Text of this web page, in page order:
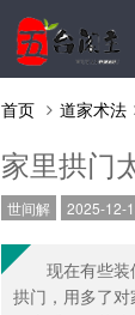
首页 道家术法
家里拱门
世间解 2025-12-
现在有些
拱门，用多了